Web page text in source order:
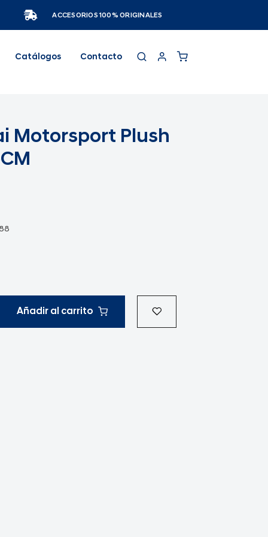
ACCESORIOS 100% ORIGINALES
Catálogos Contacto
Motorsport Plush
Añadir al carrito